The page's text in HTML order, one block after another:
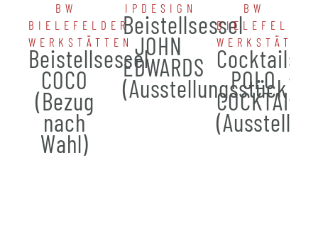
BW
BIELEFELDER
WERKSTÄTTEN
Beistellsessel
COCO
(Bezug
nach
Wahl)
IPDESIGN
Beistellsessel
JOHN
EDWARDS
(Ausstellungsstück)
BW
BIELEFELDER
POLO
COCKTAIL